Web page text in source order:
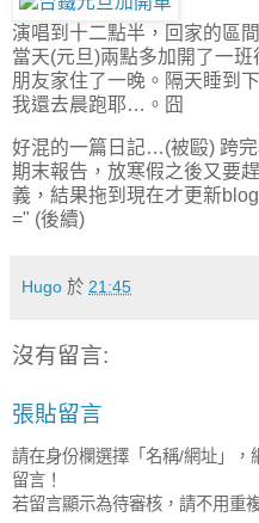
演唱到十二點半，回家的區
當天(元旦)兩點多加開了一
朋友家住了一晚。隔天睡到
我還去晨跑耶…。囧
好混的一篇日記…(被毆) 跨
期末報告，放寒假之後又要
義，結果拖到現在才更新
=" (後續)
Hugo 於 21:45
沒有留言:
張貼留言
請在身份欄選擇「名稱/網址」，
留言！
若留言顯示為待審核，請不用重